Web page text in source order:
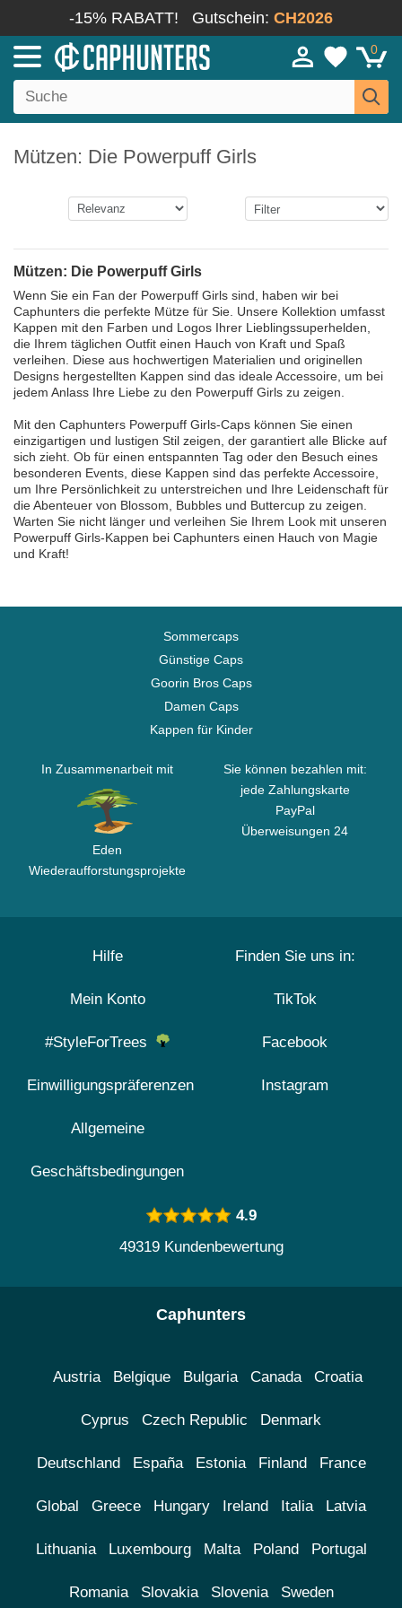
-15% RABATT! Gutschein: CH2026
0
Mützen: Die Powerpuff Girls
Mützen: Die Powerpuff Girls
Wenn Sie ein Fan der Powerpuff Girls sind, haben wir bei
Caphunters die perfekte Mütze für Sie. Unsere Kollektion umfasst
Kappen mit den Farben und Logos Ihrer Lieblingssuperhelden,
die Ihrem täglichen Outfit einen Hauch von Kraft und Spaß
verleihen. Diese aus hochwertigen Materialien und originellen
Designs hergestellten Kappen sind das ideale Accessoire, um bei
jedem Anlass Ihre Liebe zu den Powerpuff Girls zu zeigen.
Mit den Caphunters Powerpuff Girls-Caps können Sie einen
einzigartigen und lustigen Stil zeigen, der garantiert alle Blicke auf
sich zieht. Ob für einen entspannten Tag oder den Besuch eines
besonderen Events, diese Kappen sind das perfekte Accessoire,
um Ihre Persönlichkeit zu unterstreichen und Ihre Leidenschaft für
die Abenteuer von Blossom, Bubbles und Buttercup zu zeigen.
Warten Sie nicht länger und verleihen Sie Ihrem Look mit unseren
Powerpuff Girls-Kappen bei Caphunters einen Hauch von Magie
und Kraft!
Sommercaps
Günstige Caps
Goorin Bros Caps
Damen Caps
Kappen für Kinder
In Zusammenarbeit mit
Eden
Wiederaufforstungsprojekte
Sie können bezahlen mit:
jede Zahlungskarte
PayPal
Überweisungen 24
Hilfe
Mein Konto
#StyleForTrees
Einwilligungspräferenzen
Allgemeine
Geschäftsbedingungen
Finden Sie uns in:
TikTok
Facebook
Instagram
4.9
49319 Kundenbewertung
Caphunters
Austria Belgique Bulgaria Canada Croatia
Cyprus Czech Republic Denmark
Deutschland España Estonia Finland France
Global Greece Hungary Ireland Italia Latvia
Lithuania Luxembourg Malta Poland Portugal
Romania Slovakia Slovenia Sweden